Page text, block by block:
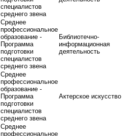
специалистов
среднего звена
Среднее
профессиональное
образование -
Программа
подготовки
специалистов
среднего звена
Библиотечно-
информационная
деятельность
Среднее
профессиональное
образование -
Программа
подготовки
специалистов
среднего звена
Актерское искусство
Среднее
профессиональное